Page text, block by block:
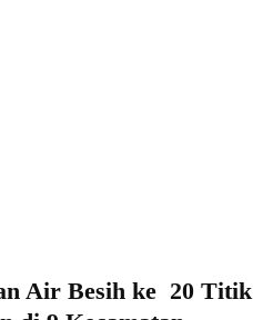
Air Besih ke 20 Titik